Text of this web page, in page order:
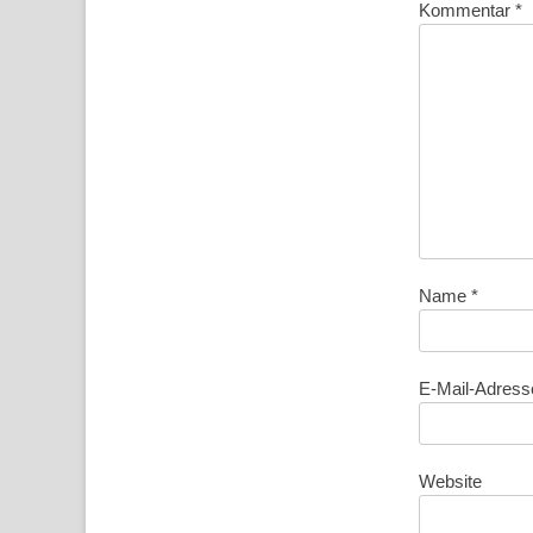
Kommentar *
Name *
E-Mail-
Website